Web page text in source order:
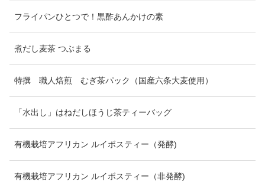
フライパンひとつで！黒酢あんかけの素
煮だし麦茶 つぶまる
特撰 職人焙煎 むぎ茶パック（国産六条大麦使用）
「水出し」はねだしほうじ茶ティーバッグ
有機栽培アフリカン ルイボスティー（発酵)
有機栽培アフリカン ルイボスティー（非発酵)